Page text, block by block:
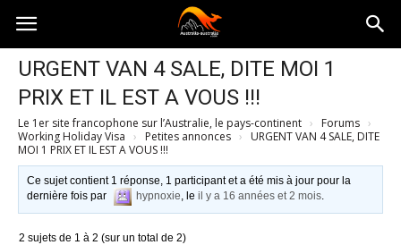
Australia-
australie.com
URGENT VAN 4 SALE, DITE MOI 1
PRIX ET IL EST A VOUS !!!
Le 1er site francophone sur l’Australie, le pays-continent › Forums ›
Working Holiday Visa › Petites annonces ›
URGENT VAN 4 SALE, DITE
MOI 1 PRIX ET IL EST A VOUS !!!
Ce sujet contient 1 réponse, 1 participant et a été mis à jour pour la
dernière fois par
hypnoxie, leil y a 16 années et 2 mois.
2 sujets de 1 à 2 (sur un total de 2)